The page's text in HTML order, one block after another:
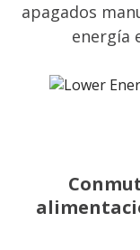
apagados
energía